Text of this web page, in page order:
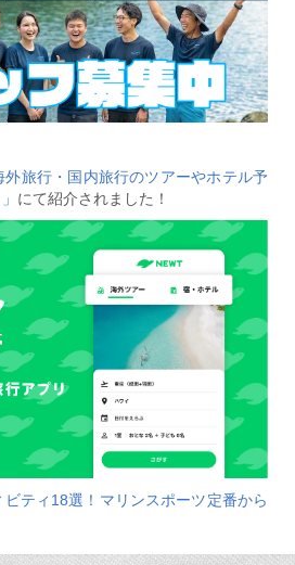
外旅行・国内旅行のツアーやホテル予
にて紹介されました！
ティ18選！マリンスポーツ定番から